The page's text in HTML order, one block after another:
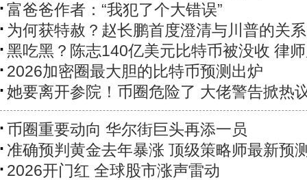
富爸爸作者：“我犯了个大错误”
为何获特赦？赵长鹏首度澄清与川普的关系
黑吃黑？陈志140亿美元比特币被没收 律
2026加密圈最大胆的比特币预测出炉
她要离开参院！币圈危险了 大佬警告掀热
币圈重要动向 华尔街巨头再添一员
准确预判黄金去年暴涨 顶级策略师最新预
2026开门红 全球股市涨声雷动